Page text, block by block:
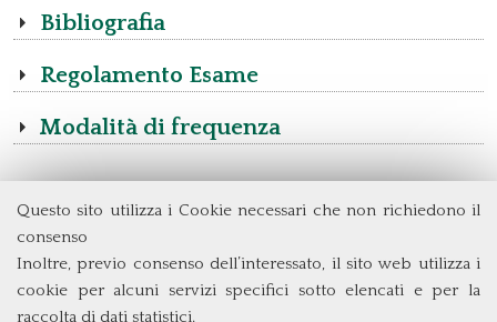
Questo sito utilizza i Cookie necessari che non richiedono il
consenso
Inoltre, previo consenso dell’interessato, il sito web utilizza i
cookie per alcuni servizi specifici sotto elencati e per la
raccolta di dati statistici.
Bibliografia
Regolamento Esame
Modalità di frequenza
Università degli Studi di Roma Tor Vergata
Via Columbia, 2
00133 Roma (Italia)